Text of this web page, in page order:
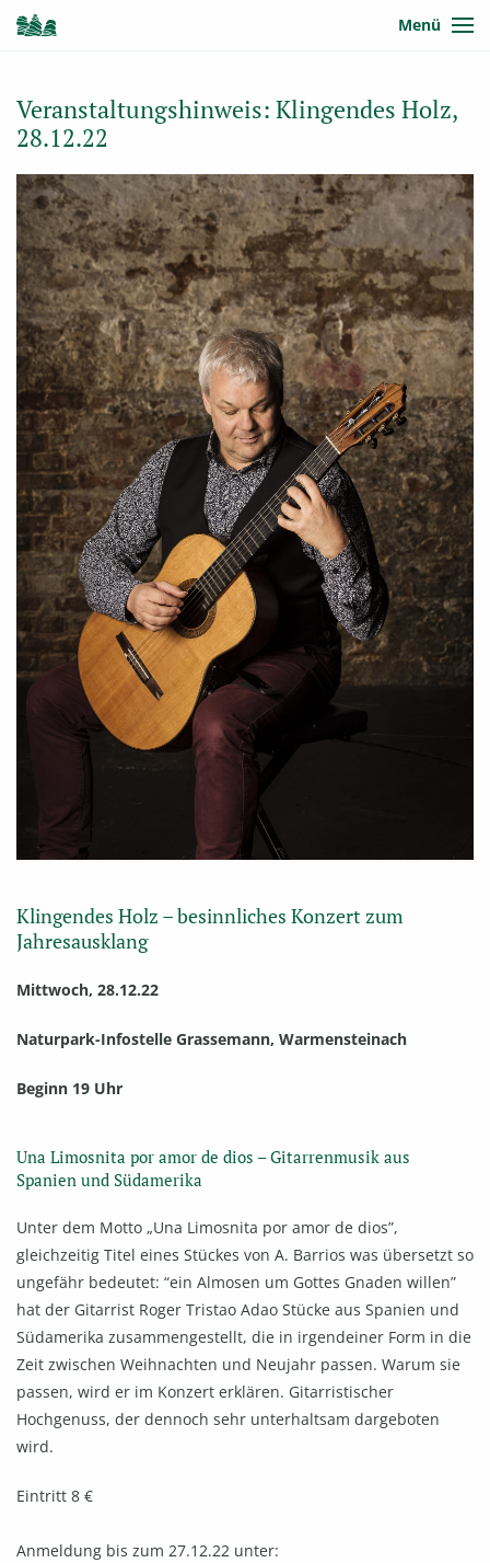
Menü
Veranstaltungshinweis: Klingendes Holz,
28.12.22
Klingendes Holz – besinnliches Konzert zum
Jahresausklang
Mittwoch, 28.12.22
Naturpark-Infostelle Grassemann, Warmensteinach
Beginn 19 Uhr
Una Limosnita por amor de dios – Gitarrenmusik aus
Spanien und Südamerika
Unter dem Motto „Una Limosnita por amor de dios”,
gleichzeitig Titel eines Stückes von A. Barrios was übersetzt so
ungefähr bedeutet: “ein Almosen um Gottes Gnaden willen”
hat der Gitarrist Roger Tristao Adao Stücke aus Spanien und
Südamerika zusammengestellt, die in irgendeiner Form in die
Zeit zwischen Weihnachten und Neujahr passen. Warum sie
passen, wird er im Konzert erklären. Gitarristischer
Hochgenuss, der dennoch sehr unterhaltsam dargeboten
wird.
Eintritt 8 €
Anmeldung bis zum 27.12.22 unter: